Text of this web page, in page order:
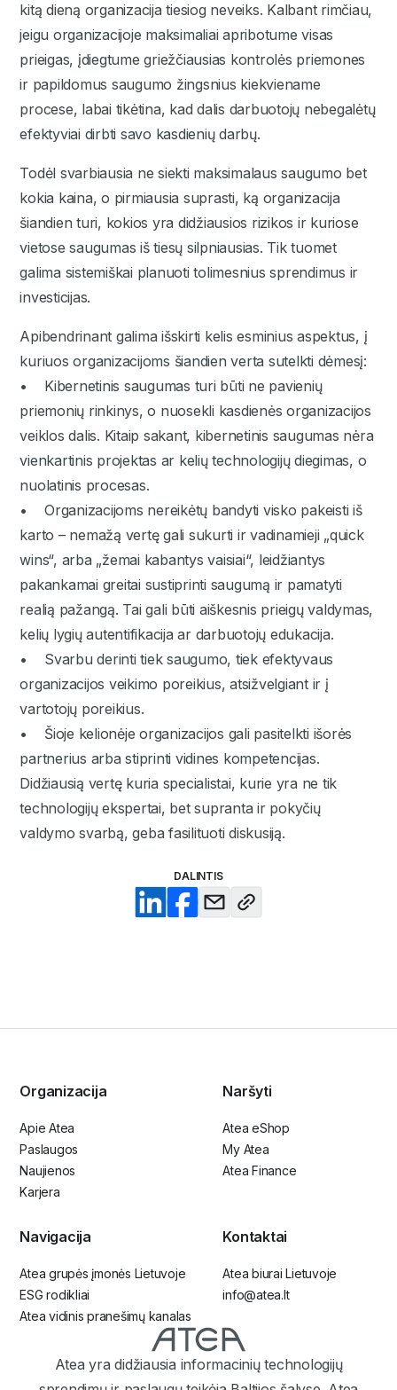
kitą dieną organizacija tiesiog neveiks. Kalbant rimčiau,
jeigu organizacijoje maksimaliai apribotume visas
prieigas, įdiegtume griežčiausias kontrolės priemones
ir papildomus saugumo žingsnius kiekviename
procese, labai tikėtina, kad dalis darbuotojų nebegalėtų
efektyviai dirbti savo kasdienių darbų.
Todėl svarbiausia ne siekti maksimalaus saugumo bet
kokia kaina, o pirmiausia suprasti, ką organizacija
šiandien turi, kokios yra didžiausios rizikos ir kuriose
vietose saugumas iš tiesų silpniausias. Tik tuomet
galima sistemiškai planuoti tolimesnius sprendimus ir
investicijas.
Apibendrinant galima išskirti kelis esminius aspektus, į
kuriuos organizacijoms šiandien verta sutelkti dėmesį:
• Kibernetinis saugumas turi būti ne pavienių
priemonių rinkinys, o nuosekli kasdienės organizacijos
veiklos dalis. Kitaip sakant, kibernetinis saugumas nėra
vienkartinis projektas ar kelių technologijų diegimas, o
nuolatinis procesas.
• Organizacijoms nereikėtų bandyti visko pakeisti iš
karto – nemažą vertę gali sukurti ir vadinamieji „quick
wins“, arba „žemai kabantys vaisiai“, leidžiantys
pakankamai greitai sustiprinti saugumą ir pamatyti
realią pažangą. Tai gali būti aiškesnis prieigų valdymas,
kelių lygių autentifikacija ar darbuotojų edukacija.
• Svarbu derinti tiek saugumo, tiek efektyvaus
organizacijos veikimo poreikius, atsižvelgiant ir į
vartotojų poreikius.
• Šioje kelionėje organizacijos gali pasitelkti išorės
partnerius arba stiprinti vidines kompetencijas.
Didžiausią vertę kuria specialistai, kurie yra ne tik
technologijų ekspertai, bet supranta ir pokyčių
valdymo svarbą, geba fasilituoti diskusiją.
DALINTIS
Atea yra didžiausia informacinių technologijų
Organizacija
Apie Atea
Paslaugos
Naujienos
Karjera
Naršyti
Atea eShop
My Atea
Atea Finance
Navigacija
Atea grupės įmonės Lietuvoje
ESG rodikliai
Atea vidinis pranešimų kanalas
Kontaktai
Atea biurai Lietuvoje
info@atea.lt